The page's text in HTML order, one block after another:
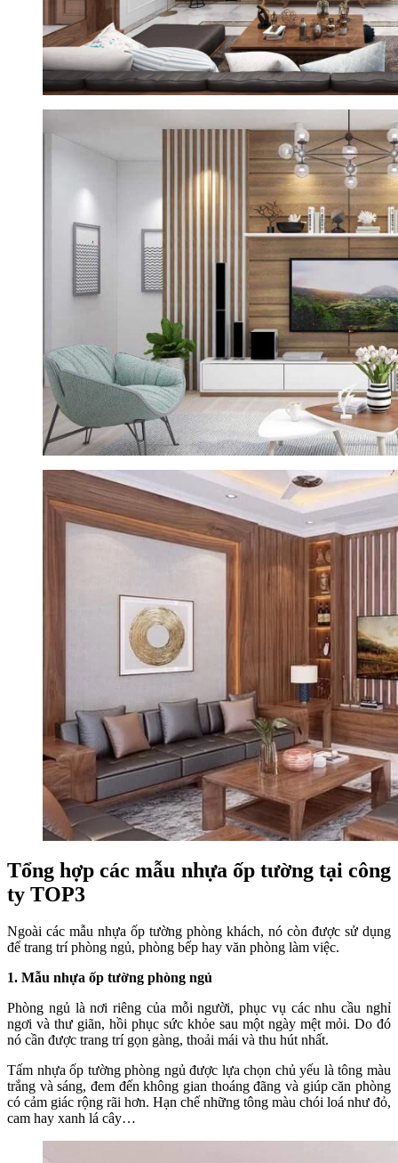
Tổng hợp các mẫu nhựa ốp tường tại công
ty TOP3
Ngoài các mẫu nhựa ốp tường phòng khách, nó còn được sử dụng
để trang trí phòng ngủ, phòng bếp hay văn phòng làm việc.
1. Mẫu nhựa ốp tường phòng ngủ
Phòng ngủ là nơi riêng của mỗi người, phục vụ các nhu cầu nghỉ
ngơi và thư giãn, hồi phục sức khỏe sau một ngày mệt mỏi. Do đó
nó cần được trang trí gọn gàng, thoải mái và thu hút nhất.
Tấm nhựa ốp tường phòng ngủ được lựa chọn chủ yếu là tông màu
trắng và sáng, đem đến không gian thoáng đãng và giúp căn phòng
có cảm giác rộng rãi hơn. Hạn chế những tông màu chói loá như đỏ,
cam hay xanh lá cây…